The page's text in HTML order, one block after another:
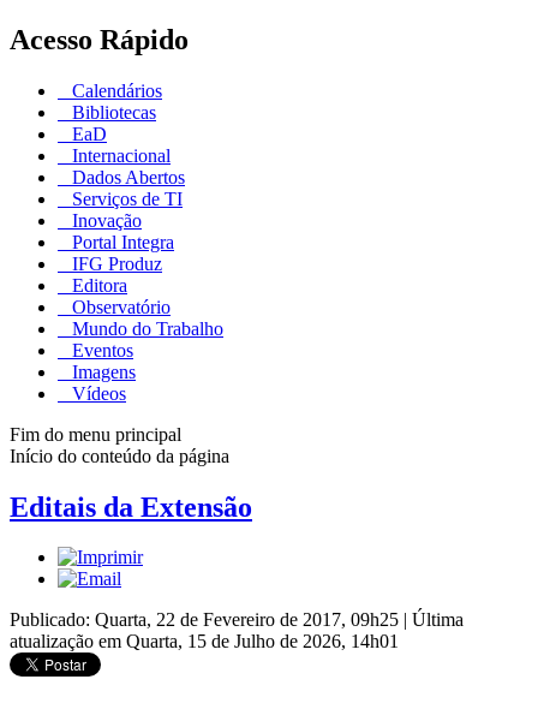
Acesso Rápido
Calendários
Bibliotecas
EaD
Internacional
Dados Abertos
Serviços de TI
Inovação
Portal Integra
IFG Produz
Editora
Observatório
Mundo do Trabalho
Eventos
Imagens
Vídeos
Fim do menu principal
Início do conteúdo da página
Editais da Extensão
Publicado: Quarta, 22 de Fevereiro de 2017, 09h25 | Última
atualização em Quarta, 15 de Julho de 2026, 14h01